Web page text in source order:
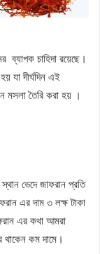
ব্যাপক চাহিদা রয়েছে।
যা দীর্ঘদিন এই
মসলা তৈরি করা হয় ।
ভেদে জাফরান প্রতি
এর দাম ৩ লক্ষ টাকা
এর কথা আমরা
থাকেন কম দামে।